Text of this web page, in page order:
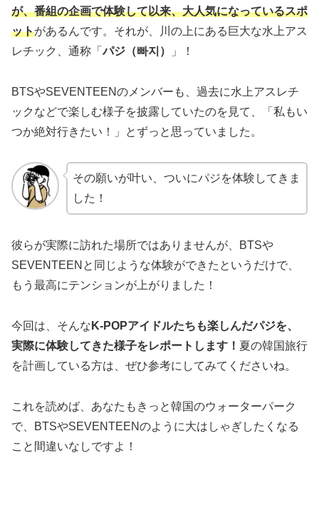
が、番組の企画で体験して以来、大人気になっているスポ
ットがあるんです。それが、川の上にある巨大な水上アス
レチック、通称「パジ（빠지） 」！
BTSやSEVENTEENのメンバーも、過去に水上アスレチ
ックなどで楽しむ様子を披露していたのを見て、「私もい
つか絶対行きたい！」とずっと思っていました。
その願いが叶い、ついにパジを体験してきま
した！
彼らが実際に訪れた場所ではありませんが、BTSや
SEVENTEENと同じような体験ができたというだけで、
もう最高にテンションが上がりました！
今回は、そんな K-POPアイドルたちも楽しんだパジを、
実際に体験してきた様子をレポートします！ 夏の韓国旅行
を計画している方は、ぜひ参考にしてみてくださいね。
これを読めば、あなたもきっと韓国のウォーターパーク
で、BTSやSEVENTEENのように大はしゃぎしたくなる
こと間違いなしですよ！